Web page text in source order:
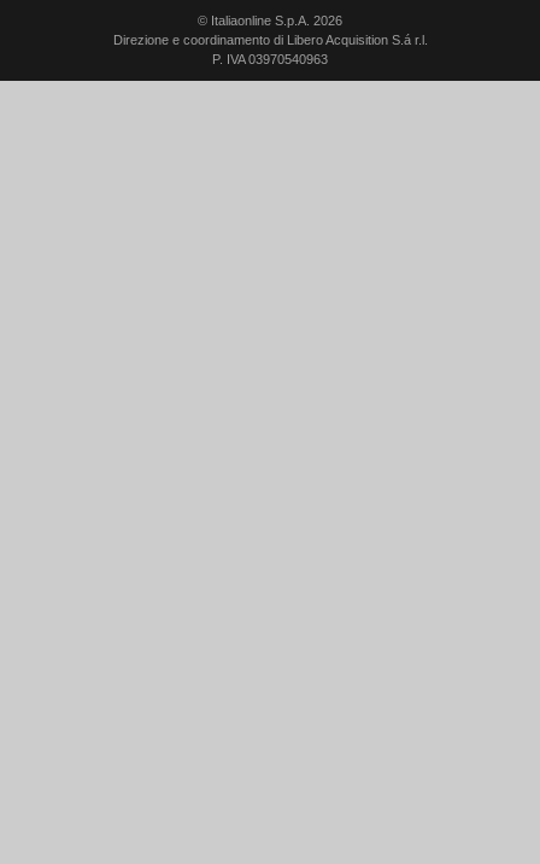
© Italiaonline S.p.A. 2026
Direzione e coordinamento di Libero Acquisition S.á r.l.
P. IVA 03970540963